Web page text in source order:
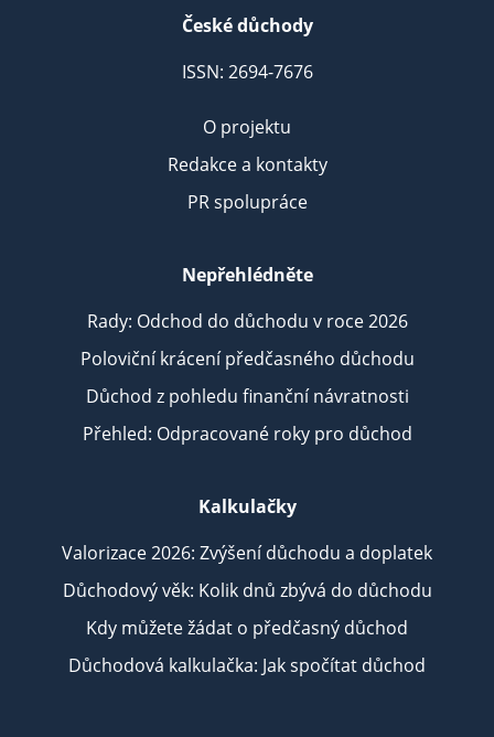
České důchody
ISSN: 2694-7676
O projektu
Redakce a kontakty
PR spolupráce
Nepřehlédněte
Rady: Odchod do důchodu v roce 2026
Poloviční krácení předčasného důchodu
Důchod z pohledu finanční návratnosti
Přehled: Odpracované roky pro důchod
Kalkulačky
Valorizace 2026: Zvýšení důchodu a doplatek
Důchodový věk: Kolik dnů zbývá do důchodu
Kdy můžete žádat o předčasný důchod
Důchodová kalkulačka: Jak spočítat důchod